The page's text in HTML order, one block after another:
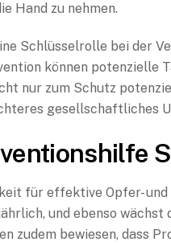
Hand zu nehmen.
Schlüsselrolle bei der
können potenzielle
nur zum Schutz
gesellschaftliches
für effektive Opfer-
und ebenso
zudem bewiesen, dass